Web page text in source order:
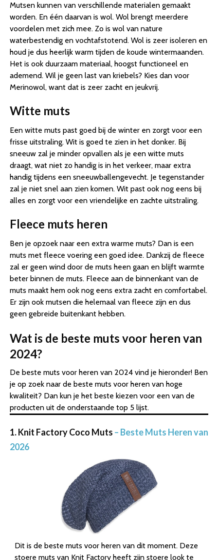
Mutsen kunnen van verschillende materialen gemaakt
worden. En één daarvan is wol. Wol brengt meerdere
voordelen met zich mee. Zo is wol van nature
waterbestendig en vochtafstotend. Wol is zeer isoleren en
houd je dus heerlijk warm tijden de koude wintermaanden.
Het is ook duurzaam materiaal, hoogst functioneel en
ademend. Wil je geen last van kriebels? Kies dan voor
Merinowol, want dat is zeer zacht en jeukvrij.
Witte muts
Een witte muts past goed bij de winter en zorgt voor een
frisse uitstraling. Wit is goed te zien in het donker. Bij
sneeuw zal je minder opvallen als je een witte muts
draagt, wat niet zo handig is in het verkeer, maar extra
handig tijdens een sneeuwballengevecht. Je tegenstander
zal je niet snel aan zien komen. Wit past ook nog eens bij
alles en zorgt voor een vriendelijke en zachte uitstraling.
Fleece muts heren
Ben je opzoek naar een extra warme muts? Dan is een
muts met fleece voering een goed idee. Dankzij de fleece
zal er geen wind door de muts heen gaan en blijft warmte
beter binnen de muts. Fleece aan de binnenkant van de
muts maakt hem ook nog eens extra zacht en comfortabel.
Er zijn ook mutsen die helemaal van fleece zijn en dus
geen gebreide buitenkant hebben.
Wat is de beste muts voor heren van
2024?
De beste muts voor heren van 2024 vind je hieronder! Ben
je op zoek naar de beste muts voor heren van hoge
kwaliteit? Dan kun je het beste kiezen voor een van de
producten uit de onderstaande top 5 lijst.
1. Knit Factory Coco Muts – Beste Muts Heren van
2026
Dit is de beste muts voor heren van dit moment. Deze
stoere muts van Knit Factory heeft zijn stoere look te